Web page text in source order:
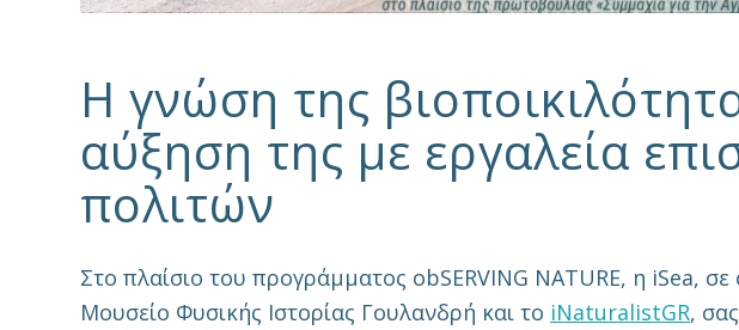
Η γνώση της
αύξηση της με εργαλεία
πολιτών
Στο πλαίσιο του προγράμματος obSERVING NATURE, η iSea, σε
Μουσείο Φυσικής Ιστορίας Γουλανδρή και το iNaturalistGR,